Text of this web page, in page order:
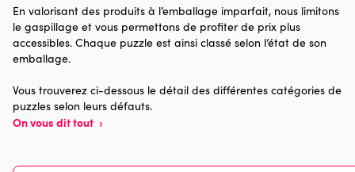
Provenance
Dimensions
En valorisant des produits à l’emballage imparfait, nous limitons
le gaspillage et vous permettons de profiter de prix plus
accessibles. Chaque puzzle est ainsi classé selon l’état de son
emballage.
Vous trouverez ci-dessous le détail des différentes catégories de
puzzles selon leurs défauts.
On vous dit tout ›